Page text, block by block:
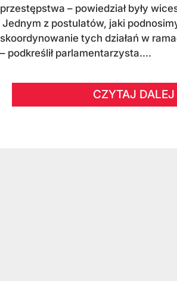
przestępstwa – powiedział były
Jednym z postulatów, jaki
skoordynowanie tych działań w
– podkreślił parlamentarzysta....
CZYTAJ DALEJ